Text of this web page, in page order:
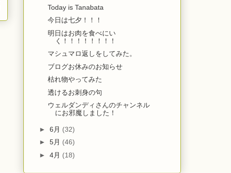
Today is Tanabata
今日は七夕！！！
明日はお肉を食べにい
く！！！！！！！！
マシュマロ返しをしてみた。
ブログお休みのお知らせ
枯れ物やってみた
透けるお刺身の句
ウェルダンディさんのチャンネル
にお邪魔しました！
►6月 (32)
►5月 (46)
►4月 (18)